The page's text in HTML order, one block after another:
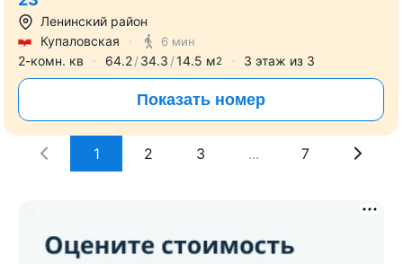
Ленинский район
Купаловская
6 мин
2-комн. кв 64.2 34.3 14.5 м2 3 этаж из 3
Показать номер
1 2 3 ... 7